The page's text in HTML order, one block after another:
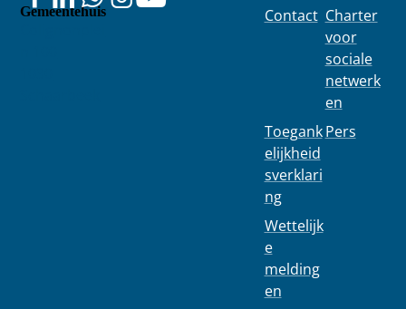
gedaan, geeft
de geme...
Gemeentehuis Contact
Toegank
elijkheid
sverklari
ng
Wettelijk
e
melding
en
Charter
voor
sociale
netwerk
en
Pers